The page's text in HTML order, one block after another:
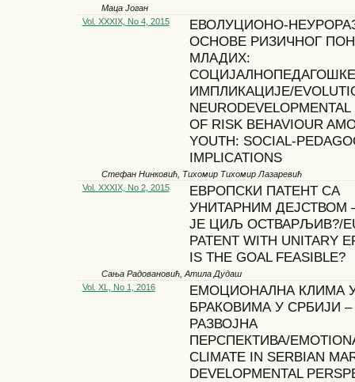
Маца Јоган
Vol. XXXIX, No 4, 2015
ЕВОЛУЦИОНО-
ОСНОВЕ РИЗИЧНОГ
МЛАДИХ:
СОЦИЈАЛНОПЕДАГОШКЕ
ИМПЛИКАЦИЈЕ/
NEURODEVELOPMENTAL
OF RISK BEHAVIOUR
YOUTH: SOCIAL-
IMPLICATIONS
Стефан Нинковић, Тихомир Тихомир Лазаревић
Vol. XXXIX, No 2, 2015
ЕВРОПСКИ ПАТЕНТ СА
УНИТАРНИМ ДЕЈСТВОМ
ЈЕ ЦИЉ ОСТВАРЉИВ?/
PATENT WITH UNITARY
IS THE GOAL FEASIBLE?
Сања Радовановић, Атила Дудаш
Vol. XL, No 1, 2016
ЕМОЦИОНАЛНА КЛИМА
БРАКОВИМА У СРБИЈИ –
РАЗВОЈНА
ПЕРСПЕКТИВА/
CLIMATE IN SERBIAN
DEVELOPMENTAL